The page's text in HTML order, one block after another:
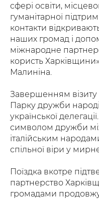
сфері освіти,
гуманітарної
контакти
наших громад і
міжнародне
користь
Малиніна.
Завершенням візиту
Парку дружби
української
символом дружби
італійським
спільної віри у
Поїздка вкотре
партнерство
громадами